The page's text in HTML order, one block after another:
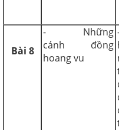
Bài 8
- Những
cánh đồng
hoang vu